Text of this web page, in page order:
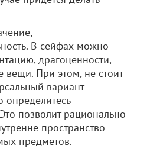
В сейфах можно
драгоценности,
вещи. При этом, не стоит
вариант
определитесь
позволит рационально
пространство
предметов.